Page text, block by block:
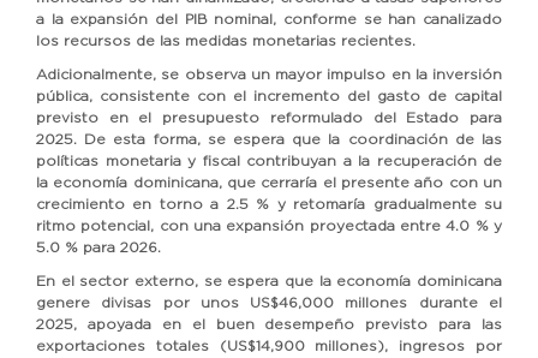
a la expansión del PIB nominal, conforme se han canalizado
los recursos de las medidas monetarias recientes.
Adicionalmente, se observa un mayor impulso en la inversión
pública, consistente con el incremento del gasto de capital
previsto en el presupuesto reformulado del Estado para
2025. De esta forma, se espera que la coordinación de las
políticas monetaria y fiscal contribuyan a la recuperación de
la economía dominicana, que cerraría el presente año con un
crecimiento en torno a 2.5 % y retomaría gradualmente su
ritmo potencial, con una expansión proyectada entre 4.0 % y
5.0 % para 2026.
En el sector externo, se espera que la economía dominicana
genere divisas por unos US$46,000 millones durante el
2025, apoyada en el buen desempeño previsto para las
exportaciones totales (US$14,900 millones), ingresos por